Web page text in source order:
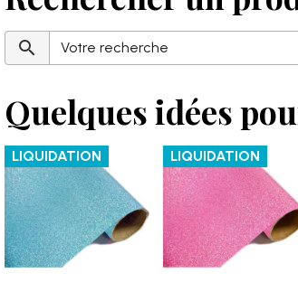
Quelques idées
LIQUIDATION LIQUIDATION